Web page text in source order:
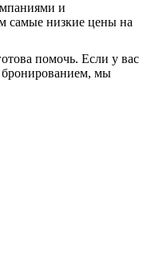
и
самые низкие цены на
помочь. Если у вас
мы